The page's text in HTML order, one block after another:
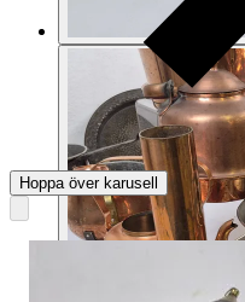
Hoppa över karusell